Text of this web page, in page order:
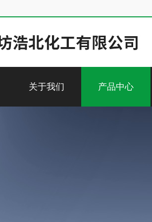
关于我们 产品中心